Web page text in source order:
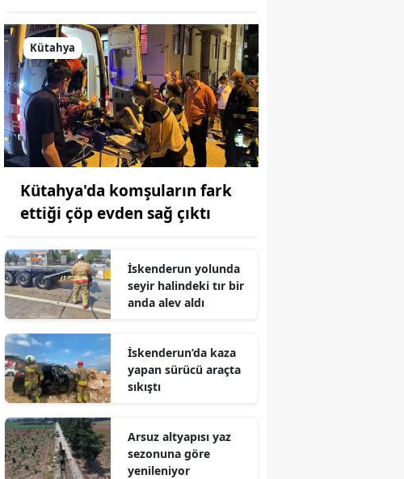
Kütahya
Kütahya'da komşuların fark
ettiği çöp evden sağ çıktı
İskenderun yolunda
seyir halindeki tır bir
anda alev aldı
İskenderun’da kaza
yapan sürücü araçta
sıkıştı
Arsuz altyapısı yaz
sezonuna göre
yenileniyor